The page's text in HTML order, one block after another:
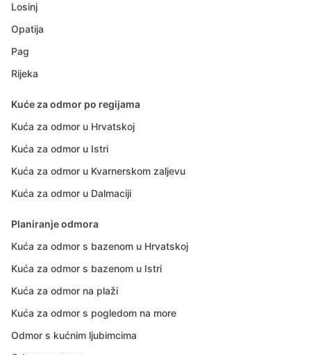
Losinj
Opatija
Pag
Rijeka
Kuće za odmor po regijama
Kuća za odmor u Hrvatskoj
Kuća za odmor u Istri
Kuća za odmor u Kvarnerskom zaljevu
Kuća za odmor u Dalmaciji
Planiranje odmora
Kuća za odmor s bazenom u Hrvatskoj
Kuća za odmor s bazenom u Istri
Kuća za odmor na plaži
Kuća za odmor s pogledom na more
Odmor s kućnim ljubimcima